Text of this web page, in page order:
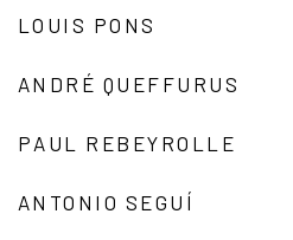
LOUIS PONS
ANDRÉ QUEFFURUS
PAUL REBEYROLLE
ANTONIO SEGUÍ